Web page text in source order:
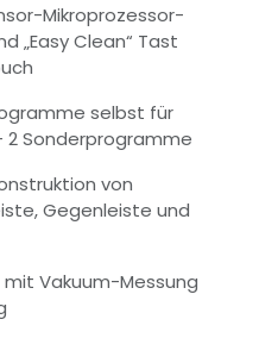
Mikroprozessor-
„Easy Clean“ Tast
selbst für
Sonderprogramme
von
Gegenleiste und
Vakuum-Messung